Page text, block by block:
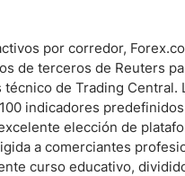
por corredor,
de terceros de Reuters
de Trading
indicadores
elección de
a comerciantes
curso educativo,